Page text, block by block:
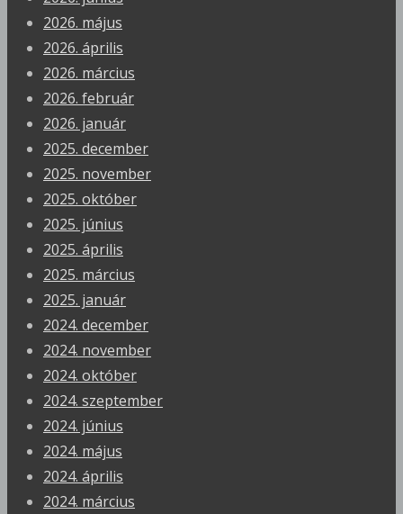
2026. május
2026. április
2026. március
2026. február
2026. január
2025. december
2025. november
2025. október
2025. június
2025. április
2025. március
2025. január
2024. december
2024. november
2024. október
2024. szeptember
2024. június
2024. május
2024. április
2024. március